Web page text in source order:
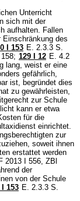
Unterricht
sich mit der
aufhalten. Fallen
Einschränkung des
I 153 E. 2.3.3 S.
; 129 I 12 E. 4.2
lang, weist er eine
gefährlich,
ist, begründet dies
zu gewährleisten,
zur Schule
kann er etwa
für die
einrichtet.
zur
soweit ihnen
erstattet werden
2013 I 556, ZBl
der
von der Schule
I 153 E. 2.3.3 S.